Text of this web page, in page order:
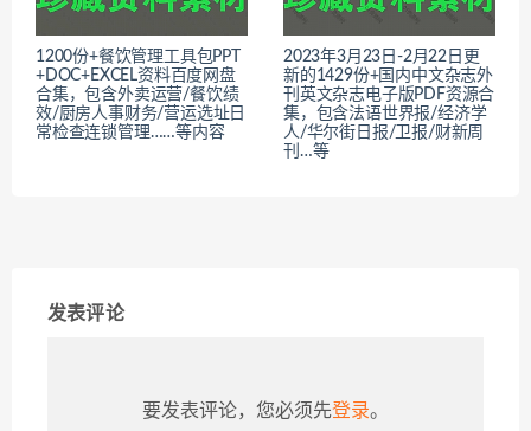
1200份+餐饮管理工具包PPT
+DOC+EXCEL资料百度网盘
合集，包含外卖运营/餐饮绩
效/厨房人事财务/营运选址日
常检查连锁管理……等内容
2023年3月23日-2月22日更
新的1429份+国内中文杂志外
刊英文杂志电子版PDF资源合
集，包含法语世界报/经济学
人/华尔街日报/卫报/财新周
刊…等
发表评论
要发表评论，您必须先登录。